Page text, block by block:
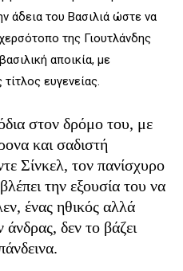
άδεια του Βασιλιά ώστε να
της Γιουτλάνδης
αποικία, με
ευγενείας.
στον δρόμο του, με
και σαδιστή
Σίνκελ, τον πανίσχυρο
την εξουσία του να
ένας ηθικός αλλά
δεν το βάζει